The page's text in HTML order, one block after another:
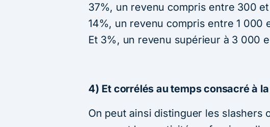
37%, un revenu compris entre 300
14%, un revenu compris entre 1 000
Et 3%, un revenu supérieur à 3 000
4) Et corrélés au temps consacré à
On peut ainsi distinguer les slashers